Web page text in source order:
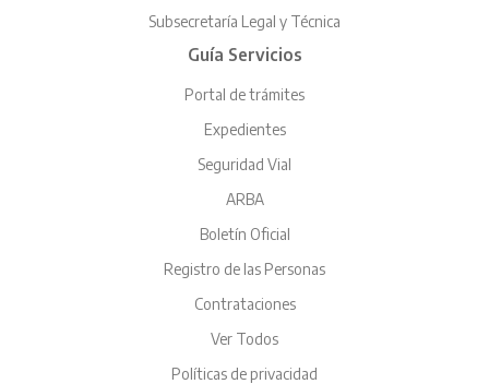
Subsecretaría Legal y Técnica
Guía Servicios
Portal de trámites
Expedientes
Seguridad Vial
ARBA
Boletín Oficial
Registro de las Personas
Contrataciones
Ver Todos
Políticas de privacidad